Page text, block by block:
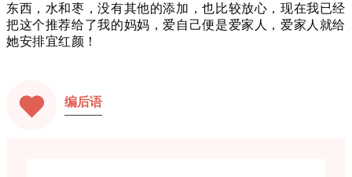
东西，水和枣，没有其他的添加，也比较放心，现在我已经
把这个推荐给了我的妈妈，爱自己便是爱家人，爱家人就给
她安排宜红颜！
编后语